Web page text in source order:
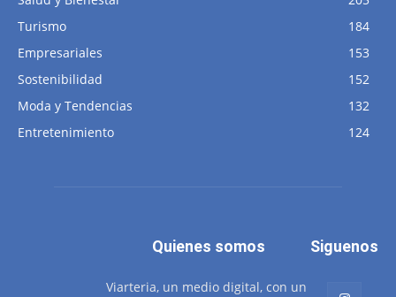
Turismo
184
Empresariales
153
Sostenibilidad
152
Moda y Tendencias
132
Entretenimiento
124
Quienes somos
Viarteria, un medio digital, con un
Siguenos